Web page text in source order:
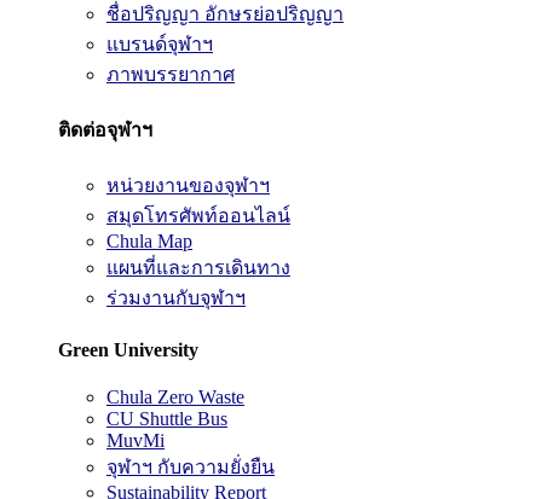
ชื่อปริญญา อักษรย่อปริญญา
แบรนด์จุฬาฯ
ภาพบรรยากาศ
ติดต่อจุฬาฯ
หน่วยงานของจุฬาฯ
สมุดโทรศัพท์ออนไลน์
Chula Map
แผนที่และการเดินทาง
ร่วมงานกับจุฬาฯ
Green University
Chula Zero Waste
CU Shuttle Bus
MuvMi
จุฬาฯ กับความยั่งยืน
Sustainability Report